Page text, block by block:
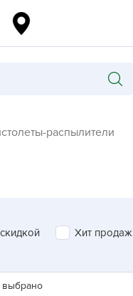
KO
распылители
Хит продаж